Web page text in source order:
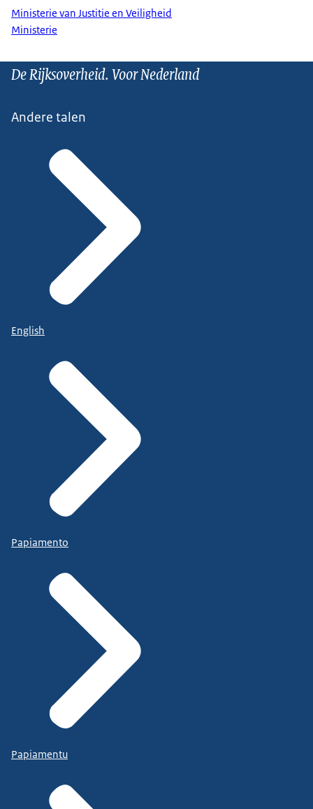
Ministerie van Justitie en Veiligheid
Ministerie
De Rijksoverheid. Voor Nederland
Andere talen
English
Papiamento
Papiamentu